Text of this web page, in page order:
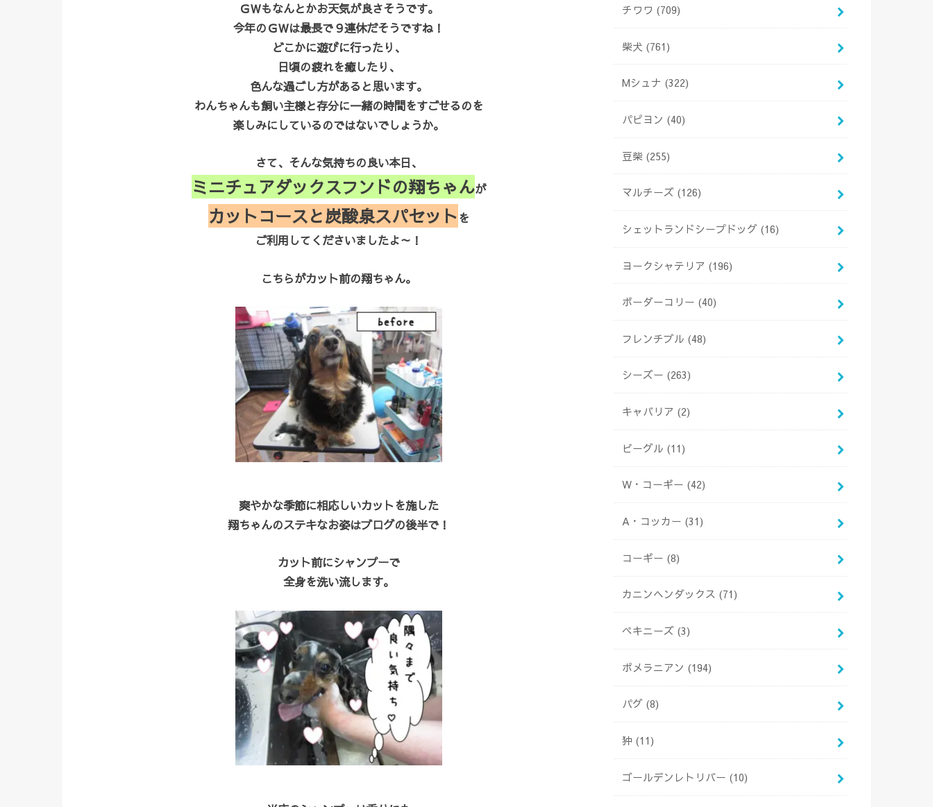
ＧＷもなんとかお天気が良さそうです。
今年のＧＷは最長で９連休だそうですね！
どこかに遊びに行ったり、
日頃の疲れを癒したり、
色んな過ごし方があると思います。
わんちゃんも飼い主様と存分に一緒の時間をすごせるのを
楽しみにしているのではないでしょうか。
さて、そんな気持ちの良い本日、
ミニチュアダックスフンドの翔ちゃんが
カットコースと炭酸泉スパセットを
ご利用してくださいましたよ～！
こちらがカット前の翔ちゃん。
爽やかな季節に相応しいカットを施した
翔ちゃんのステキなお姿はブログの後半で！
カット前にシャンプーで
全身を洗い流します。
チワワ (709)
柴犬 (761)
Mシュナ (322)
パピヨン (40)
豆柴 (255)
マルチーズ (126)
シェットランドシープドッグ (16)
ヨークシャテリア (196)
ボーダーコリー (40)
フレンチブル (48)
シーズー (263)
キャバリア (2)
ビーグル (11)
W・コーギー (42)
A・コッカー (31)
コーギー (8)
カニンヘンダックス (71)
ペキニーズ (3)
ポメラニアン (194)
パグ (8)
狆 (11)
ゴールデンレトリバー (10)